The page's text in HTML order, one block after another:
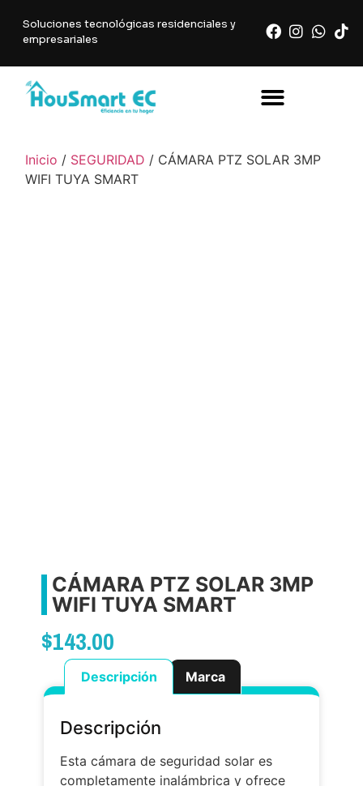
Soluciones tecnológicas residenciales y
empresariales
Inicio / SEGURIDAD / CÁMARA PTZ SOLAR 3MP
WIFI TUYA SMART
CÁMARA PTZ SOLAR 3MP
WIFI TUYA SMART
$143.00
Descripción Marca
Descripción
Esta cámara de seguridad solar es
completamente inalámbrica y ofrece